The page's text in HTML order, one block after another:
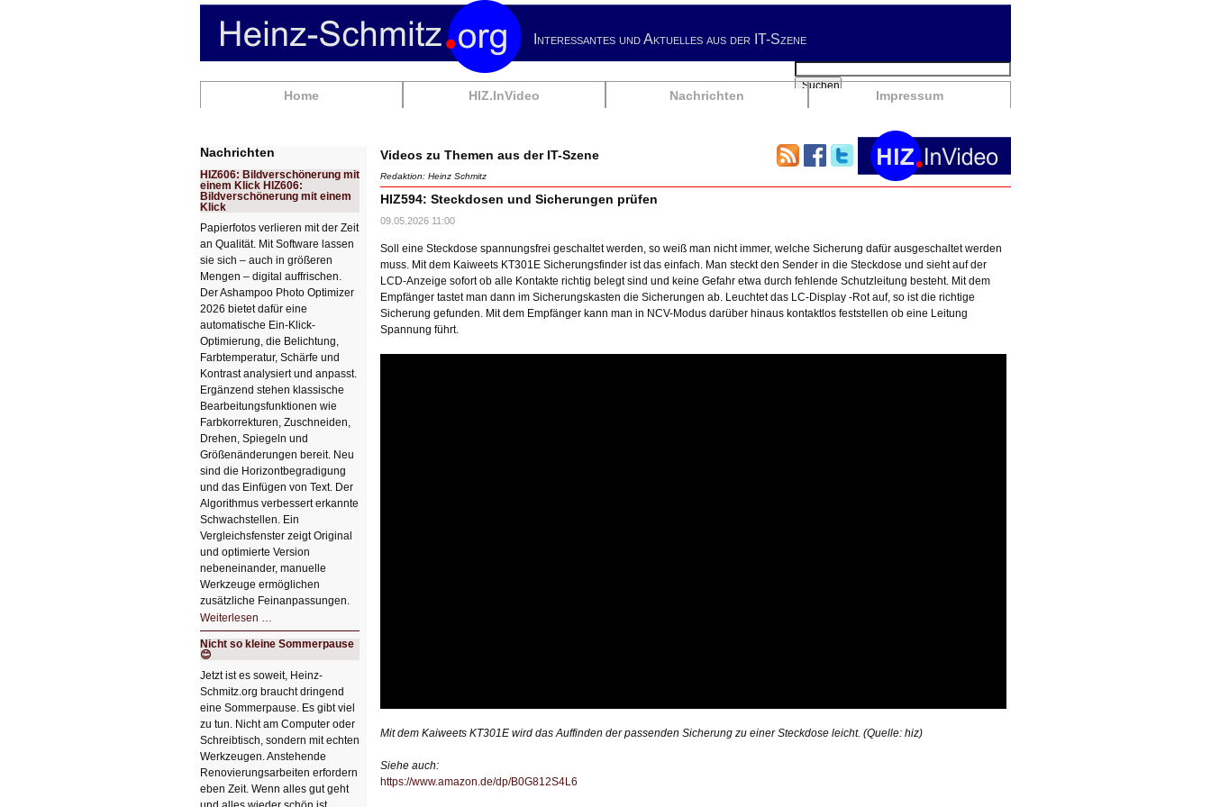
Interessantes und Aktuelles aus der IT-Szene
Navigation
Home HIZ.InVideo Nachrichten Impressum
Suchbegriffe
Suchen
Videos zu Themen aus der IT-Szene
Redaktion: Heinz Schmitz
HIZ594: Steckdosen und Sicherungen prüfen
09.05.2026 11:00
Soll eine Steckdose spannungsfrei geschaltet werden, so weiß man nicht immer, welche Sicherung dafür ausgeschaltet werden
muss. Mit dem Kaiweets KT301E Sicherungsfinder ist das einfach. Man steckt den Sender in die Steckdose und sieht auf der
LCD-Anzeige sofort ob alle Kontakte richtig belegt sind und keine Gefahr etwa durch fehlende Schutzleitung besteht. Mit dem
Empfänger tastet man dann im Sicherungskasten die Sicherungen ab. Leuchtet das LC-Display -Rot auf, so ist die richtige
Sicherung gefunden. Mit dem Empfänger kann man in NCV-Modus darüber hinaus kontaktlos feststellen ob eine Leitung
Spannung führt.
Mit dem Kaiweets KT301E wird das Auffinden der passenden Sicherung zu einer Steckdose leicht. (Quelle: hiz)
Siehe auch:
https://www.amazon.de/dp/B0G812S4L6
Nachrichten
HIZ606: Bildverschönerung mit
einem Klick HIZ606:
Bildverschönerung mit einem
Klick
Papierfotos verlieren mit der Zeit
an Qualität. Mit Software lassen
sie sich – auch in größeren
Mengen – digital auffrischen.
Der Ashampoo Photo Optimizer
2026 bietet dafür eine
automatische Ein-Klick-
Optimierung, die Belichtung,
Farbtemperatur, Schärfe und
Kontrast analysiert und anpasst.
Ergänzend stehen klassische
Bearbeitungsfunktionen wie
Farbkorrekturen, Zuschneiden,
Drehen, Spiegeln und
Größenänderungen bereit. Neu
sind die Horizontbegradigung
und das Einfügen von Text. Der
Algorithmus verbessert erkannte
Schwachstellen. Ein
Vergleichsfenster zeigt Original
und optimierte Version
nebeneinander, manuelle
Werkzeuge ermöglichen
zusätzliche Feinanpassungen.
Weiterlesen …
Bildverschönerung
mit
einem
HIZ606:
Bildverschönerung
mit
einem
Klick
Nicht so kleine Sommerpause
😊
Jetzt ist es soweit, Heinz-
Schmitz.org braucht dringend
eine Sommerpause. Es gibt viel
zu tun. Nicht am Computer oder
Schreibtisch, sondern mit echten
Werkzeugen. Anstehende
Renovierungsarbeiten erfordern
eben Zeit. Wenn alles gut geht